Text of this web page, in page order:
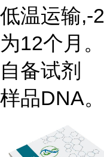
低温运输,-
为12个月。
自备试剂
样品DNA。